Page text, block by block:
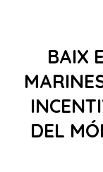
BAIX
DEL